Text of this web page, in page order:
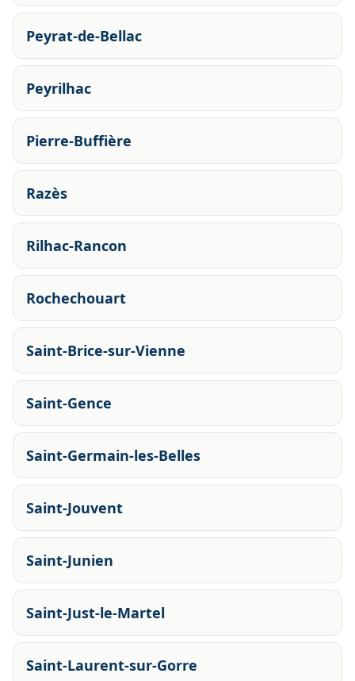
Peyrat-de-Bellac
Peyrilhac
Pierre-Buffière
Razès
Rilhac-Rancon
Rochechouart
Saint-Brice-sur-Vienne
Saint-Gence
Saint-Germain-les-Belles
Saint-Jouvent
Saint-Junien
Saint-Just-le-Martel
Saint-Laurent-sur-Gorre